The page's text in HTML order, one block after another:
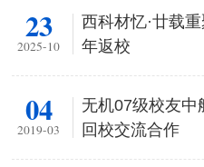
23
2025-10
西科材忆·廿载
年返校
04
2019-03
无机07级校友中
回校交流合作